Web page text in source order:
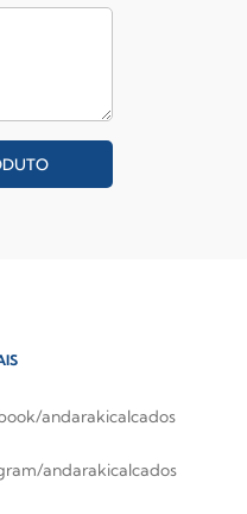
andarakicalcados
andarakicalcados